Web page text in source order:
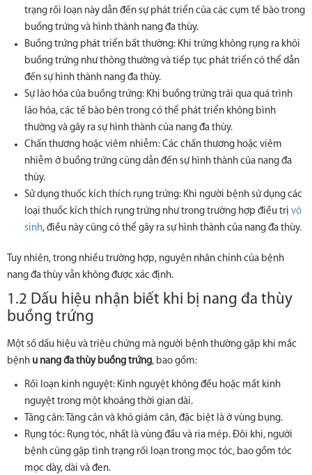
trạng rối loạn này dẫn đến sự phát triển của các cụm tế bào trong
buồng trứng và hình thành nang đa thùy.
Buồng trứng phát triển bất thường: Khi trứng không rụng ra khỏi
buồng trứng như thông thường và tiếp tục phát triển có thể dẫn
đến sự hình thành nang đa thùy.
Sự lão hóa của buồng trứng: Khi buồng trứng trải qua quá trình
lão hóa, các tế bào bên trong có thể phát triển không bình
thường và gây ra sự hình thành của nang đa thùy.
Chấn thương hoặc viêm nhiễm: Các chấn thương hoặc viêm
nhiễm ở buồng trứng cũng dẫn đến sự hình thành của nang đa
thùy.
Sử dụng thuốc kích thích rụng trứng: Khi người bệnh sử dụng các
loại thuốc kích thích rụng trứng như trong trường hợp điều trị vô
sinh, điều này cũng có thể gây ra sự hình thành của nang đa thùy.
Tuy nhiên, trong nhiều trường hợp, nguyên nhân chính của bệnh
nang đa thùy vẫn không được xác định.
1.2 Dấu hiệu nhận biết khi bị nang đa thùy
buồng trứng
Một số dấu hiệu và triệu chứng mà người bệnh thường gặp khi mắc
bệnh u nang đa thùy buồng trứng, bao gồm:
Rối loạn kinh nguyệt: Kinh nguyệt không đều hoặc mất kinh
nguyệt trong một khoảng thời gian dài.
Tăng cân: Tăng cân và khó giảm cân, đặc biệt là ở vùng bụng.
Rụng tóc: Rụng tóc, nhất là vùng đầu và ria mép. Đôi khi, người
bệnh cũng gặp tình trạng rối loạn trong mọc tóc, bao gồm tóc
mọc dày, dài và đen.